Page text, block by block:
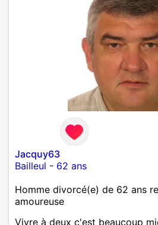
Jacquy63
Bailleul - 62 ans
Homme divorcé(e) de 62 ans
amoureuse
Vivre à deux c'est beaucoup